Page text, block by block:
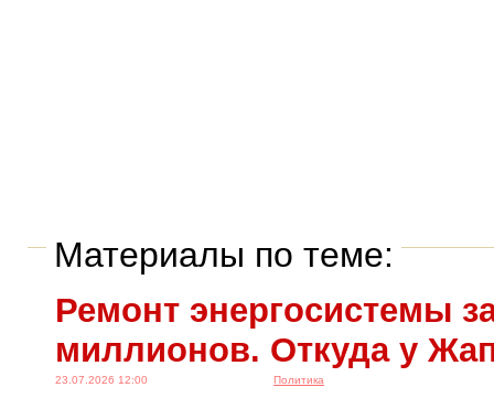
Материалы по теме:
Ремонт энергосистемы
миллионов. Откуда у
23.07.2026 12:00 Политика